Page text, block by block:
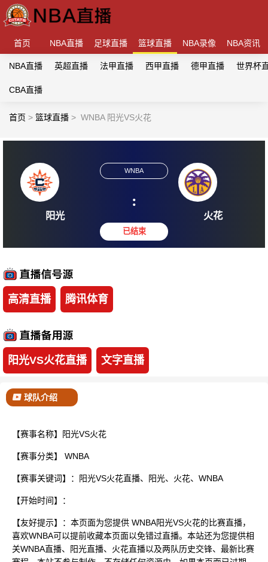
首页 NBA直播 足球直播 篮球直播 NBA录像 NBA资讯
NBA直播 英超直播 法甲直播 西甲直播 德甲直播 世界杯
CBA直播
首页 > 篮球直播 > WNBA 阳光VS火花
:
高清直播 腾讯体育
阳光VS火花直播 文字直播
球队介绍
【赛事名称】阳光VS火花
【赛事分类】 WNBA
【赛事关键词】：阳光VS火花直播、阳光、火花、WNBA
【开始时间】：
【友好提示】：本页面为您提供 WNBA阳光VS火花的比赛直播，
喜欢WNBA可以提前收藏本页面以免错过直播。本站还为您提供相
关WNBA直播、阳光直播、火花直播以及两队历史交锋、最新比赛